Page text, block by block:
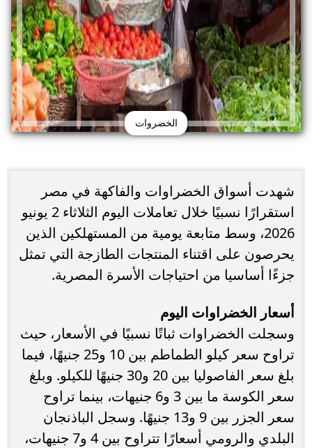
الخضروات
شهدت أسواق الخضراوات والفاكهة في مصر
استقرارًا نسبيًا خلال تعاملات اليوم الثلاثاء 2 يونيو
2026، وسط متابعة يومية من المستهلكين الذين
يحرصون على اقتناء المنتجات الطازجة التي تمثل
جزءًا أساسيا من احتياجات الأسرة المصرية.
أسعار الخضراوات اليوم
وسجلت الخضراوات ثباتًا نسبيًا في الأسعار، حيث
تراوح سعر كيلو الطماطم بين 10 و25 جنيهًا، فيما
بلغ سعر الفاصوليا بين 20 و30 جنيهًا للكيلو. وبلغ
سعر الكوسة ما بين 3 و6 جنيهات، بينما تراوح
سعر الجزر بين 9 و13 جنيهًا. وسجل الباذنجان
البلدي والرومي أسعارًا تتراوح بين 4 و7 جنيهات،